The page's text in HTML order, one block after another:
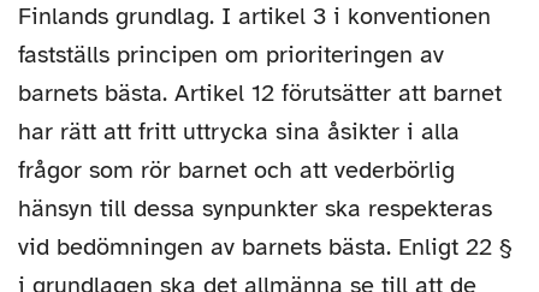
Finlands grundlag. I artikel 3 i konventionen
fastställs principen om prioriteringen av
barnets bästa. Artikel 12 förutsätter att barnet
har rätt att fritt uttrycka sina åsikter i alla
frågor som rör barnet och att vederbörlig
hänsyn till dessa synpunkter ska respekteras
vid bedömningen av barnets bästa. Enligt 22 §
i grundlagen ska det allmänna se till att de